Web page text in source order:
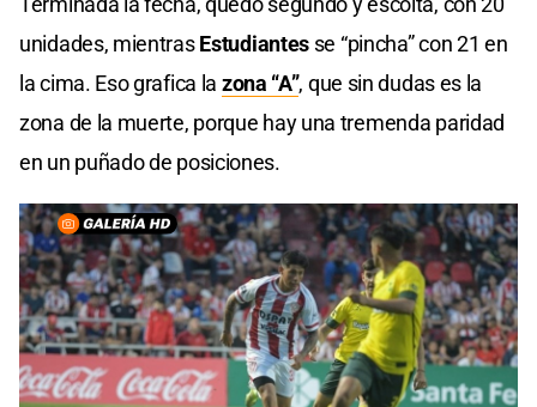
unidades, mientrasEstudiantes se “pincha” con 21 en
la cima. Eso grafica la zona “A”, que sin dudas es la
zona de la muerte, porque hay una tremenda paridad
en un puñado de posiciones.